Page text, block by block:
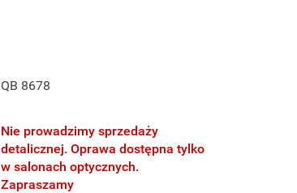
QB 8678
Nie prowadzimy sprzedaży
detalicznej. Oprawa dostępna tylko
w salonach optycznych.
Zapraszamy